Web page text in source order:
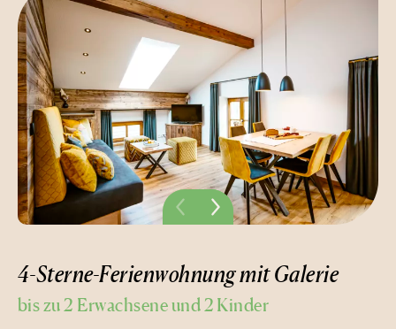
4-Sterne-Ferienwohnung mit Galerie
bis zu 2 Erwachsene und 2 Kinder